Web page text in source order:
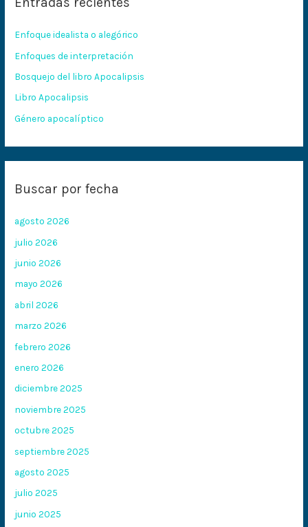
a
p
o
r
:
Enfoque idealista o alegórico
Enfoques de interpretación
Bosquejo del libro Apocalipsis
Libro Apocalipsis
Género apocalíptico
Buscar por fecha
agosto 2026
julio 2026
junio 2026
mayo 2026
abril 2026
marzo 2026
febrero 2026
enero 2026
diciembre 2025
noviembre 2025
octubre 2025
septiembre 2025
agosto 2025
julio 2025
junio 2025